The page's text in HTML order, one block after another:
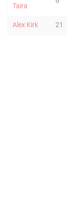
Taira
Alex Kirk 21